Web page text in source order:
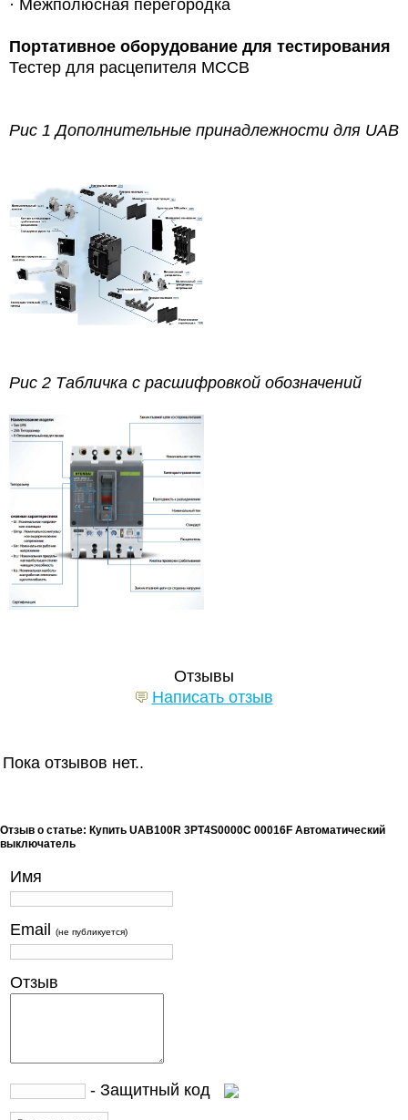
· Межполюсная перегородка
Портативное оборудование для тестирования
Тестер для расцепителя MCCB
Рис 1 Дополнительные принадлежности для UAB
Рис 2 Табличка с расшифровкой обозначений
Отзывы
Написать отзыв
Пока отзывов нет..
Отзыв о статье: Купить UAB100R 3PT4S0000C 00016F Автоматический
выключатель
Имя
Email (не публикуется)
Отзыв
- Защитный код